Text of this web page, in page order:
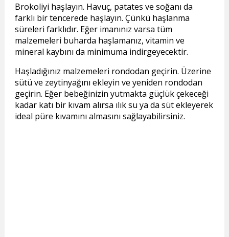
Brokoliyi haşlayın. Havuç, patates ve soğanı da
farklı bir tencerede haşlayın. Çünkü haşlanma
süreleri farklıdır. Eğer imanınız varsa tüm
malzemeleri buharda haşlamanız, vitamin ve
mineral kaybını da minimuma indirgeyecektir.
Haşladığınız malzemeleri rondodan geçirin. Üzerine
sütü ve zeytinyağını ekleyin ve yeniden rondodan
geçirin. Eğer bebeğinizin yutmakta güçlük çekeceği
kadar katı bir kıvam alırsa ılık su ya da süt ekleyerek
ideal püre kıvamını almasını sağlayabilirsiniz.